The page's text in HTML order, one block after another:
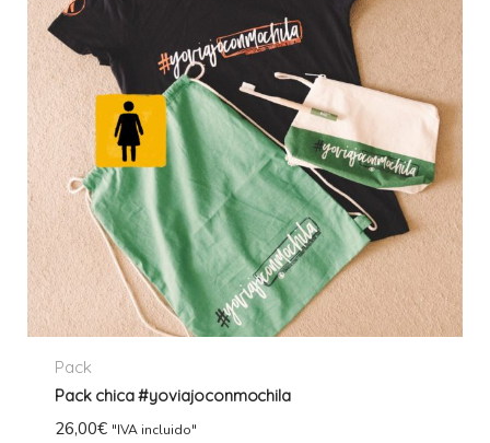
Pack
Pack chica #yoviajoconmochila
26,00€ "IVA incluido"